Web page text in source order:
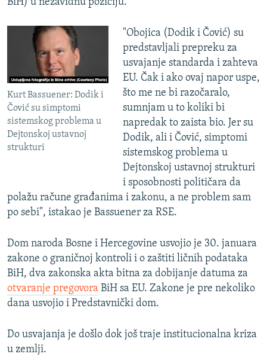
Kurt Bassuener: Dodik i
Čović su simptomi
sistemskog problema u
Dejtonskoj ustavnoj
strukturi
"Obojica (Dodik i Čović) su
predstavljali prepreku za
usvajanje standarda i zahteva
EU. Čak i ako ovaj napor uspe,
što me ne bi razočaralo,
sumnjam u to koliki bi
napredak to zaista bio. Jer su
Dodik, ali i Čović, simptomi
sistemskog problema u
Dejtonskoj ustavnoj strukturi
i sposobnosti političara da
polažu račune građanima i zakonu, a ne problem sam
po sebi", istakao je Bassuener za RSE.
Dom naroda Bosne i Hercegovine usvojio je 30. januara
zakone o graničnoj kontroli i o zaštiti ličnih podataka
BiH, dva zakonska akta bitna za dobijanje datuma za
otvaranje pregovora BiH sa EU. Zakone je pre nekoliko
dana usvojio i Predstavnički dom.
Do usvajanja je došlo dok još traje institucionalna kriza
u zemlji.